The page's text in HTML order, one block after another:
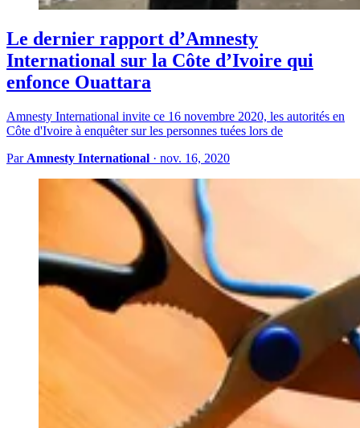
Le dernier rapport d’Amnesty
International sur la Côte d’Ivoire qui
enfonce Ouattara
Amnesty International invite ce 16 novembre 2020, les autorités en
Côte d'Ivoire à enquêter sur les personnes tuées lors de
Par Amnesty International · nov. 16, 2020